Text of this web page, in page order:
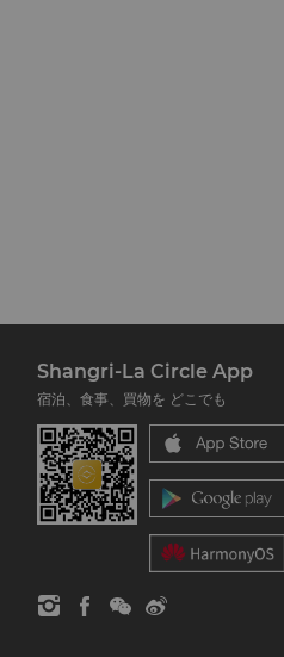
Shangri-La Circle App
宿泊、食事、買物を どこでも